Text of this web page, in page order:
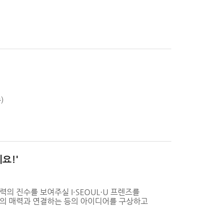
요!'
진수를 보여주실 I·SEOUL·U 프렌즈를
매력과 연결하는 등의 아이디어를 구상하고